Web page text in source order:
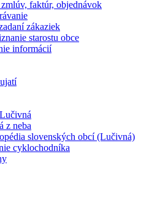
faktúr, objednávok
zákaziek
starostu obce
informácií
z neba
slovenských obcí (Lučivná)
cyklochodníka